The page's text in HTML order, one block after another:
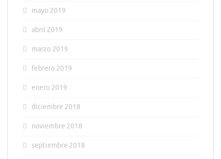
mayo 2019
abril 2019
marzo 2019
febrero 2019
enero 2019
diciembre 2018
noviembre 2018
septiembre 2018